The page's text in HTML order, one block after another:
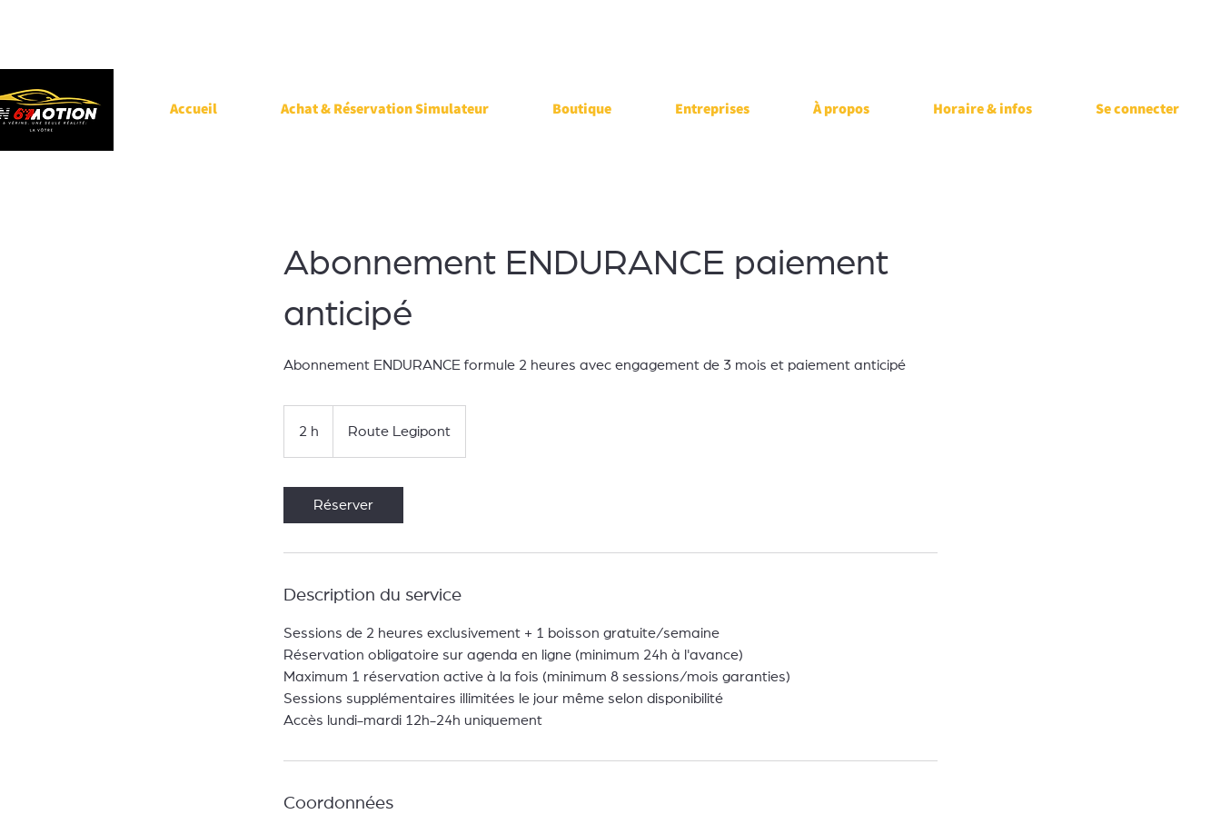
Accueil Achat & Réservation Simulateur Boutique Entreprises À propos Horaire & infos Se connecter
Abonnement ENDURANCE paiement
anticipé
Abonnement ENDURANCE formule 2 heures avec engagement de 3 mois et paiement anticipé
2 h Route Legipont
Réserver
Description du service
Sessions de 2 heures exclusivement + 1 boisson gratuite/semaine
Réservation obligatoire sur agenda en ligne (minimum 24h à l'avance)
Maximum 1 réservation active à la fois (minimum 8 sessions/mois garanties)
Sessions supplémentaires illimitées le jour même selon disponibilité
Accès lundi-mardi 12h-24h uniquement
Coordonnées